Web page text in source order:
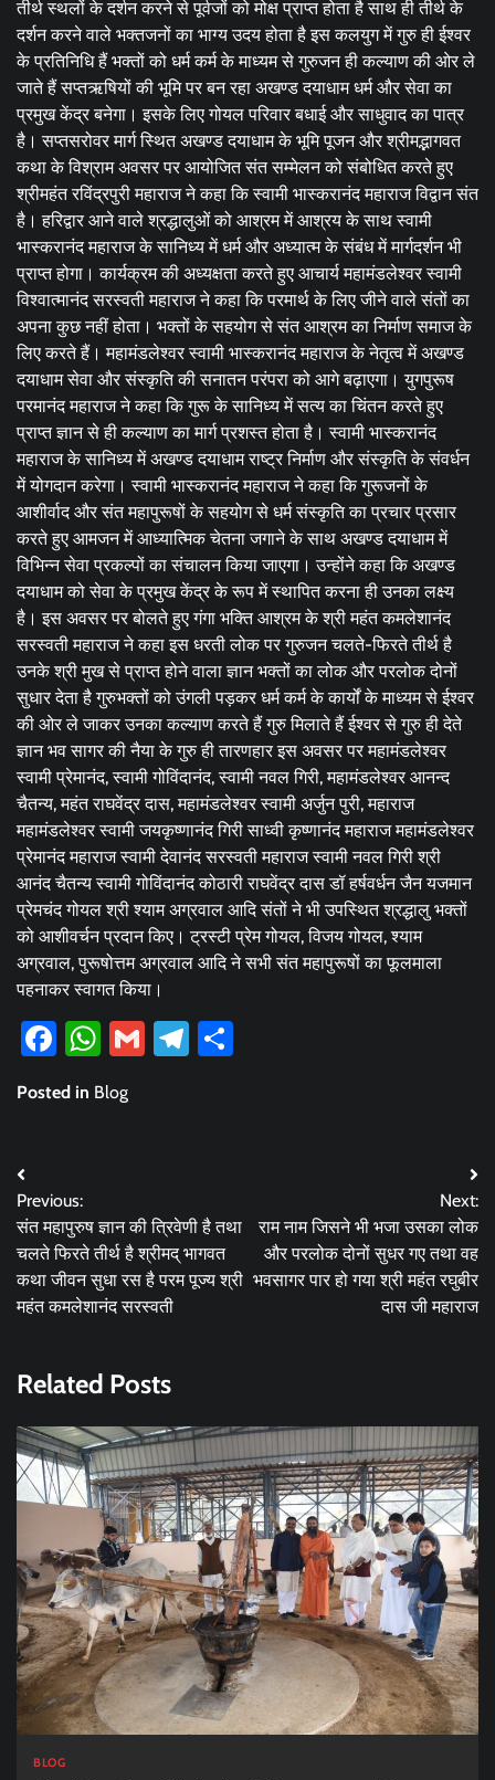
तीर्थ स्थलों के दर्शन करने से पूर्वजों को मोक्ष प्राप्त होता है साथ ही तीर्थ के
दर्शन करने वाले भक्तजनों का भाग्य उदय होता है इस कलयुग में गुरु ही ईश्वर
के प्रतिनिधि हैं भक्तों को धर्म कर्म के माध्यम से गुरुजन ही कल्याण की ओर ले
जाते हैं सप्तऋषियों की भूमि पर बन रहा अखण्ड दयाधाम धर्म और सेवा का
प्रमुख केंद्र बनेगा। इसके लिए गोयल परिवार बधाई और साधुवाद का पात्र
है। सप्तसरोवर मार्ग स्थित अखण्ड दयाधाम के भूमि पूजन और श्रीमद्भागवत
कथा के विश्राम अवसर पर आयोजित संत सम्मेलन को संबोधित करते हुए
श्रीमहंत रविंद्रपुरी महाराज ने कहा कि स्वामी भास्करानंद महाराज विद्वान संत
है। हरिद्वार आने वाले श्रद्धालुओं को आश्रम में आश्रय के साथ स्वामी
भास्करानंद महाराज के सानिध्य में धर्म और अध्यात्म के संबंध में मार्गदर्शन भी
प्राप्त होगा। कार्यक्रम की अध्यक्षता करते हुए आचार्य महामंडलेश्वर स्वामी
विश्वात्मानंद सरस्वती महाराज ने कहा कि परमार्थ के लिए जीने वाले संतों का
अपना कुछ नहीं होता। भक्तों के सहयोग से संत आश्रम का निर्माण समाज के
लिए करते हैं। महामंडलेश्वर स्वामी भास्करानंद महाराज के नेतृत्व में अखण्ड
दयाधाम सेवा और संस्कृति की सनातन परंपरा को आगे बढ़ाएगा। युगपुरूष
परमानंद महाराज ने कहा कि गुरू के सानिध्य में सत्य का चिंतन करते हुए
प्राप्त ज्ञान से ही कल्याण का मार्ग प्रशस्त होता है। स्वामी भास्करानंद
महाराज के सानिध्य में अखण्ड दयाधाम राष्ट्र निर्माण और संस्कृति के संवर्धन
में योगदान करेगा। स्वामी भास्करानंद महाराज ने कहा कि गुरूजनों के
आशीर्वाद और संत महापुरूषों के सहयोग से धर्म संस्कृति का प्रचार प्रसार
करते हुए आमजन में आध्यात्मिक चेतना जगाने के साथ अखण्ड दयाधाम में
विभिन्न सेवा प्रकल्पों का संचालन किया जाएगा। उन्होंने कहा कि अखण्ड
दयाधाम को सेवा के प्रमुख केंद्र के रूप में स्थापित करना ही उनका लक्ष्य
है। इस अवसर पर बोलते हुए गंगा भक्ति आश्रम के श्री महंत कमलेशानंद
सरस्वती महाराज ने कहा इस धरती लोक पर गुरुजन चलते-फिरते तीर्थ है
उनके श्री मुख से प्राप्त होने वाला ज्ञान भक्तों का लोक और परलोक दोनों
सुधार देता है गुरुभक्तों को उंगली पड़कर धर्म कर्म के कार्यों के माध्यम से ईश्वर
की ओर ले जाकर उनका कल्याण करते हैं गुरु मिलाते हैं ईश्वर से गुरु ही देते
ज्ञान भव सागर की नैया के गुरु ही तारणहार इस अवसर पर महामंडलेश्वर
स्वामी प्रेमानंद, स्वामी गोविंदानंद, स्वामी नवल गिरी, महामंडलेश्वर आनन्द
चैतन्य, महंत राघवेंद्र दास, महामंडलेश्वर स्वामी अर्जुन पुरी, महाराज
महामंडलेश्वर स्वामी जयकृष्णानंद गिरी साध्वी कृष्णानंद महाराज महामंडलेश्वर
प्रेमानंद महाराज स्वामी देवानंद सरस्वती महाराज स्वामी नवल गिरी श्री
आनंद चैतन्य स्वामी गोविंदानंद कोठारी राघवेंद्र दास डॉ हर्षवर्धन जैन यजमान
प्रेमचंद गोयल श्री श्याम अग्रवाल आदि संतों ने भी उपस्थित श्रद्धालु भक्तों
को आशीवर्चन प्रदान किए। ट्रस्टी प्रेम गोयल, विजय गोयल, श्याम
अग्रवाल, पुरूषोत्तम अग्रवाल आदि ने सभी संत महापुरूषों का फूलमाला
पहनाकर स्वागत किया।
Facebook
WhatsApp
GmailTelegram
Posted in Blog
Post
navigation
Previous:
संत महापुरुष ज्ञान की त्रिवेणी है तथा
चलते फिरते तीर्थ है श्रीमद् भागवत
कथा जीवन सुधा रस है परम पूज्य श्री
महंत कमलेशानंद सरस्वती
Next:
राम नाम जिसने भी भजा उसका लोक
और परलोक दोनों सुधर गए तथा वह
भवसागर पार हो गया श्री महंत रघुबीर
दास जी महाराज
Related Posts
BLOG